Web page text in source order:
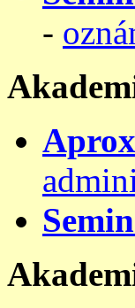
-